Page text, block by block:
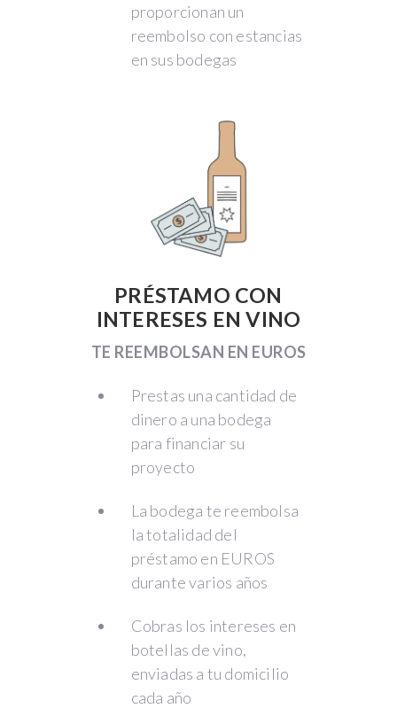
proporcionan un
reembolso con estancias
en sus bodegas
PRÉSTAMO CON
INTERESES EN VINO
TE REEMBOLSAN EN EUROS
Prestas una cantidad de
dinero a una bodega
para financiar su
proyecto
La bodega te reembolsa
la totalidad del
préstamo en EUROS
durante varios años
Cobras los intereses en
botellas de vino,
enviadas a tu domicilio
cada año